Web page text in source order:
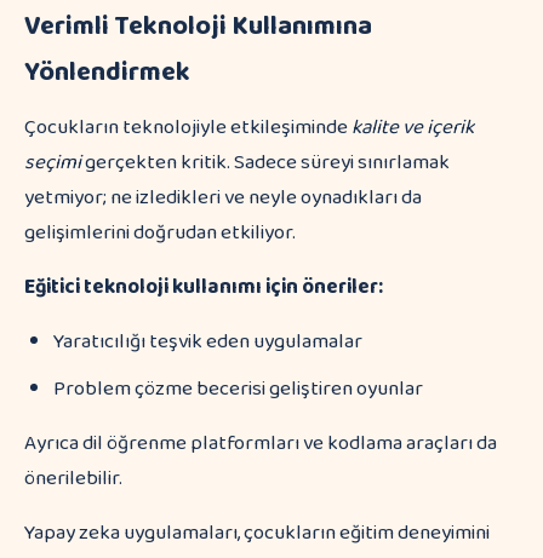
Verimli Teknoloji Kullanımına
Yönlendirmek
Çocukların teknolojiyle etkileşimindekalite ve içerik
seçimigerçekten kritik. Sadece süreyi sınırlamak
yetmiyor; ne izledikleri ve neyle oynadıkları da
gelişimlerini doğrudan etkiliyor.
Eğitici teknoloji kullanımı için öneriler:
Yaratıcılığı teşvik eden uygulamalar
Problem çözme becerisi geliştiren oyunlar
Ayrıca dil öğrenme platformları ve kodlama araçları da
önerilebilir.
Yapay zeka uygulamaları, çocukların eğitim deneyimini